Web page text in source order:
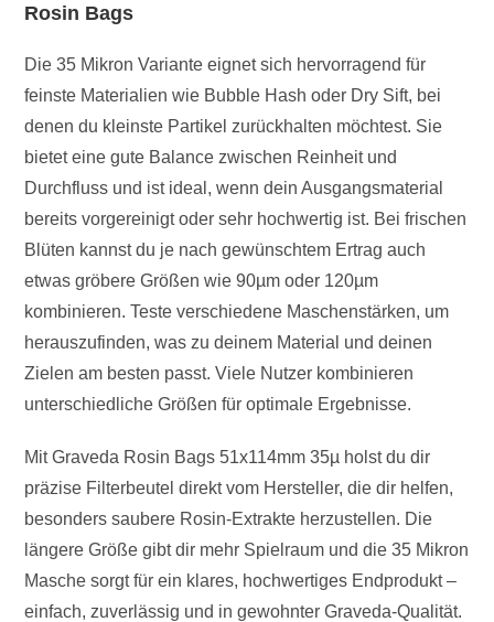
Rosin Bags
Die 35 Mikron Variante eignet sich hervorragend für
feinste Materialien wie Bubble Hash oder Dry Sift, bei
denen du kleinste Partikel zurückhalten möchtest. Sie
bietet eine gute Balance zwischen Reinheit und
Durchfluss und ist ideal, wenn dein Ausgangsmaterial
bereits vorgereinigt oder sehr hochwertig ist. Bei frischen
Blüten kannst du je nach gewünschtem Ertrag auch
etwas gröbere Größen wie 90µm oder 120µm
kombinieren. Teste verschiedene Maschenstärken, um
herauszufinden, was zu deinem Material und deinen
Zielen am besten passt. Viele Nutzer kombinieren
unterschiedliche Größen für optimale Ergebnisse.
Mit Graveda Rosin Bags 51x114mm 35µ holst du dir
präzise Filterbeutel direkt vom Hersteller, die dir helfen,
besonders saubere Rosin-Extrakte herzustellen. Die
längere Größe gibt dir mehr Spielraum und die 35 Mikron
Masche sorgt für ein klares, hochwertiges Endprodukt –
einfach, zuverlässig und in gewohnter Graveda-Qualität.